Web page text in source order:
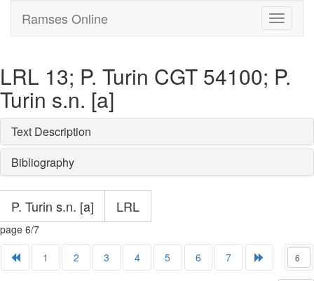
Toggle
Ramses Online
LRL 13; P. Turin CGT 54100; P.
Turin s.n. [a]
Text Description
Bibliography
P. Turin s.n. [a] LRL
page 6/7
1 2 3 4 5 6 7